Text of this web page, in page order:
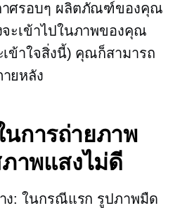
าศรอบๆ ผลิตภัณฑ์ของคุณ
ะเข้าไปในภาพของคุณ
เข้าใจสิ่งนี้) คุณก็สามารถ
ยหลัง
การถ่ายภาพ
าพแสงไม่ดี
ง: ในกรณีแรก รูปภาพมืด